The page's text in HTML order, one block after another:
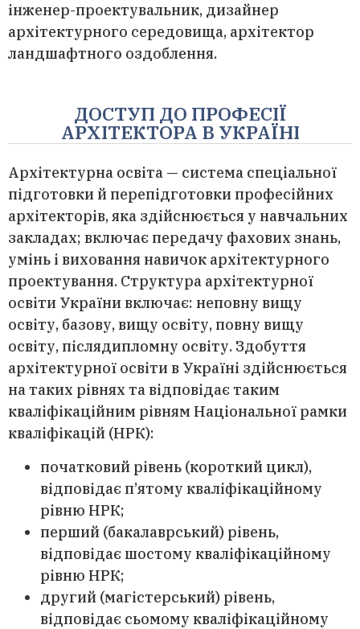
інженер-проектувальник, дизайнер
архітектурного середовища, архітектор
ландшафтного оздоблення.
ДОСТУП ДО ПРОФЕСІЇ
АРХІТЕКТОРА В УКРАЇНІ
Архітектурна освіта — система спеціальної
підготовки й перепідготовки професійних
архітекторів, яка здійснюється у навчальних
закладах; включає передачу фахових знань,
умінь і виховання навичок архітектурного
проектування. Структура архітектурної
освіти України включає: неповну вищу
освіту, базову, вищу освіту, повну вищу
освіту, післядипломну освіту. Здобуття
архітектурної освіти в Україні здійснюється
на таких рівнях та відповідає таким
кваліфікаційним рівням Національної рамки
кваліфікацій (НРК):
початковий рівень (короткий цикл),
відповідає п’ятому кваліфікаційному
рівню НРК;
перший (бакалаврський) рівень,
відповідає шостому кваліфікаційному
рівню НРК;
другий (магістерський) рівень,
відповідає сьомому кваліфікаційному